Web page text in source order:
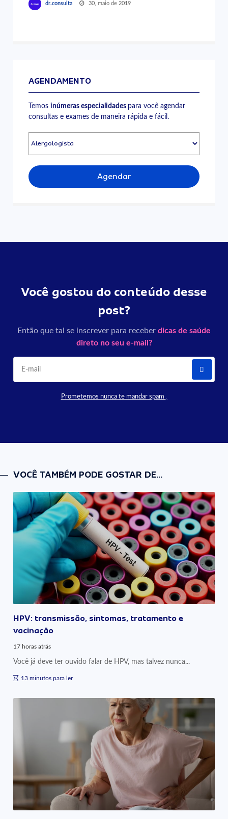
dr.consulta 30, maio de 2019
AGENDAMENTO
Temosinúmeras especialidades para você agendar
consultas e exames de maneira rápida e fácil.
Agendar
Você gostou do conteúdo desse
post?
Então que tal se inscrever para receber dicas de saúde
direto no seu e-mail?
Prometemos nunca te mandar spam
VOCÊ TAMBÉM PODE GOSTAR DE...
HPV: transmissão, sintomas, tratamento e
vacinação
17 horas atrás
Você já deve ter ouvido falar de HPV, mas talvez nunca...
13 minutos para ler